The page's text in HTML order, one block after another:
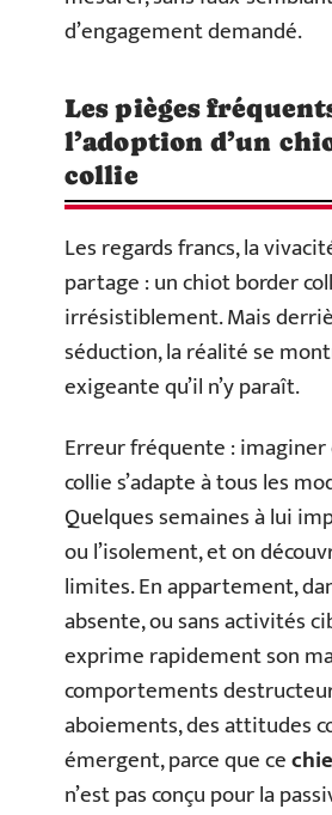
d’engagement demandé.
Les pièges
l’adoption d’un
collie
Les regards francs, la
partage : un chiot border
irrésistiblement. Mais
séduction, la réalité se
exigeante qu’il n’y paraît.
Erreur fréquente :
collie s’adapte à tous les
Quelques semaines à lui
ou l’isolement, et on
limites. En appartement,
absente, ou sans activités
exprime rapidement son
comportements
aboiements, des attitudes
émergent, parce que ce
n’est pas conçu pour la